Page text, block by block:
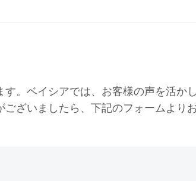
。ベイシアでは、お客様の声を活か
ざいましたら、下記のフォームより